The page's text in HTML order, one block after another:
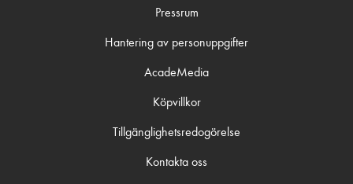
Pressrum
Hantering av personuppgifter
AcadeMedia
Köpvillkor
Tillgänglighetsredogörelse
Kontakta oss